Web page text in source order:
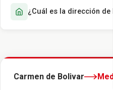
¿Cuál es la dirección
Carmen de Bolivar